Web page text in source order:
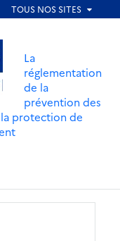
La
réglementation
de la
prévention des
protection de